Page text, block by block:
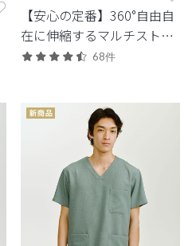
【安心の定番】360°自由自
在に伸縮するマルチストレ
ッチ素材を使用した定番・
68件